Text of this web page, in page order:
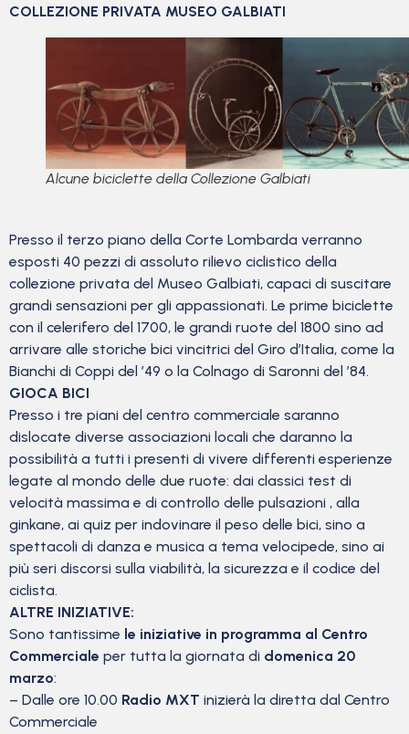
COLLEZIONE PRIVATA MUSEO GALBIATI
Alcune biciclette della Collezione Galbiati
Presso il terzo piano della Corte Lombarda verranno
esposti 40 pezzi di assoluto rilievo ciclistico della
collezione privata del Museo Galbiati, capaci di suscitare
grandi sensazioni per gli appassionati. Le prime biciclette
con il celerifero del 1700, le grandi ruote del 1800 sino ad
arrivare alle storiche bici vincitrici del Giro d’Italia, come la
Bianchi di Coppi del ’49 o la Colnago di Saronni del ’84.
GIOCA BICI
Presso i tre piani del centro commerciale saranno
dislocate diverse associazioni locali che daranno la
possibilità a tutti i presenti di vivere differenti esperienze
legate al mondo delle due ruote: dai classici test di
velocità massima e di controllo delle pulsazioni , alla
ginkane, ai quiz per indovinare il peso delle bici, sino a
spettacoli di danza e musica a tema velocipede, sino ai
più seri discorsi sulla viabilità, la sicurezza e il codice del
ciclista.
ALTRE INIZIATIVE:
Sono tantissime le iniziative in programma al Centro
Commerciale per tutta la giornata di domenica 20
marzo:
– Dalle ore 10.00 Radio MXT inizierà la diretta dal Centro
Commerciale